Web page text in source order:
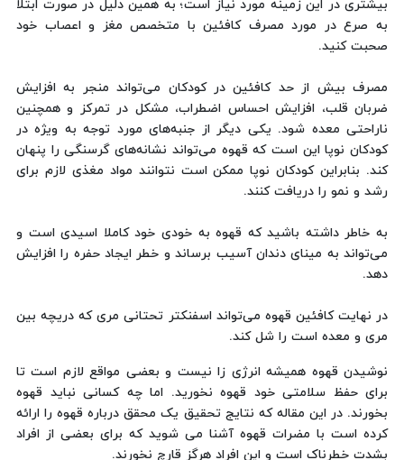
بیشتری در این زمینه مورد نیاز است؛ به همین دلیل در صورت ابتلا
به صرع در مورد مصرف کافئین با متخصص مغز و اعصاب خود
صحبت کنید.
مصرف بیش از حد کافئین در کودکان می‌تواند منجر به افزایش
ضربان قلب، افزایش احساس اضطراب، مشکل در تمرکز و همچنین
ناراحتی معده شود. یکی دیگر از جنبه‌های مورد توجه به ویژه در
کودکان نوپا این است که قهوه می‌تواند نشانه‌های گرسنگی را پنهان
کند. بنابراین کودکان نوپا ممکن است نتوانند مواد مغذی لازم برای
رشد و نمو را دریافت کنند.
به خاطر داشته باشید که قهوه به خودی خود کاملا اسیدی است و
می‌تواند به مینای دندان آسیب برساند و خطر ایجاد حفره را افزایش
دهد.
در نهایت کافئین قهوه می‌تواند اسفنکتر تحتانی مری که دریچه بین
مری و معده است را شل کند.
نوشیدن قهوه همیشه انرژی زا نیست و بعضی مواقع لازم است تا
برای حفظ سلامتی خود قهوه نخورید. اما چه کسانی نباید قهوه
بخورند. در این مقاله که نتایج تحقیق یک محقق درباره قهوه را ارائه
کرده است با مضرات قهوه آشنا می شوید که برای بعضی از افراد
بشدت خطرناک است و این افراد هرگز قارچ نخورند.